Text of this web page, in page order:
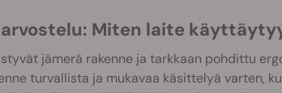
arvostelu: Miten laite
jämerä rakenne ja tarkkaan pohdittu
turvallista ja mukavaa käsittelyä varten,